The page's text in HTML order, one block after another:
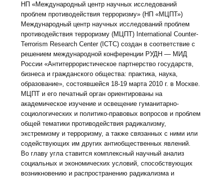
НП «Международный центр научных исследований
проблем противодействия терроризму» (НП «МЦПТ»)
Международный центр научных исследований проблем
противодействия терроризму (МЦПТ) International Counter-
Terrorism Research Center (ICTC) создан в соответствие с
решением международной конференции РУДН — МИД
России «Антитеррористическое партнерство государств,
бизнеса и гражданского общества: практика, наука,
образование», состоявшейся 18-19 марта 2010 г. в Москве.
МЦПТ и его печатный орган ориентированы на
академическое изучение и освещение гуманитарно-
социологических и политико-правовых вопросов и проблем
общей тематики противодействия радикализму,
экстремизму и терроризму, а также связанных с ними или
содействующих им других антиобщественных явлений.
Во главу угла ставится комплексный научный анализ
социальных и экономических условий, способствующих
возникновению и распространению радикализма и